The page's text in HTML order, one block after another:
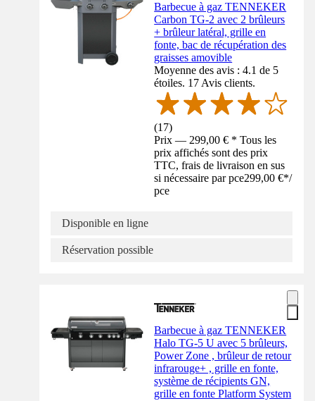
Barbecue à gaz TENNEKER
Carbon TG-2 avec 2 brûleurs
+ brûleur latéral, grille en
fonte, bac de récupération des
graisses amovible
Moyenne des avis : 4.1 de 5
étoiles. 17 Avis clients.
(17)
Prix — 299,00 € * Tous les
prix affichés sont des prix
TTC, frais de livraison en sus
si nécessaire par pce299,00 €*/
pce
Disponible en ligne
Réservation possible
Barbecue à gaz TENNEKER
Halo TG-5 U avec 5 brûleurs,
Power Zone , brûleur de retour
infrarouge+ , grille en fonte,
système de récipients GN,
grille en fonte Platform System